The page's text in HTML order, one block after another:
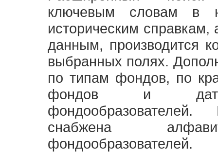
ключевым словам в
историческим
данным, производится
выбранных полях.
по типам фондов, по
фондов и
снабжена
фондообразователей.